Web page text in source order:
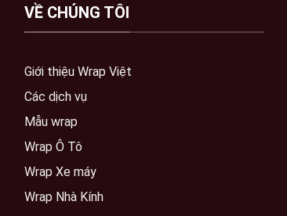
VỀ CHÚNG TÔI
Giới thiệu Wrap Việt
Các dịch vụ
Mẫu wrap
Wrap Ô Tô
Wrap Xe máy
Wrap Nhà Kính